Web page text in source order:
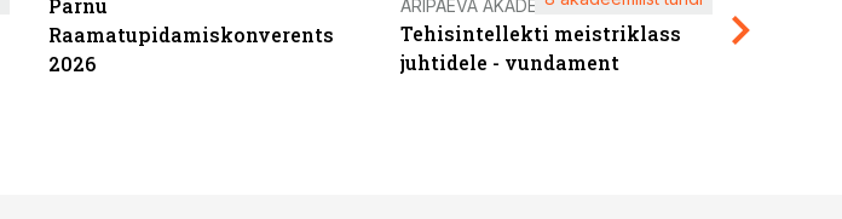
Pärnu
Raamatupidamiskonverents
2026
ÄRIPÄEVA AKADEEMIA
Tehisintellekti meistriklass
juhtidele - vundament